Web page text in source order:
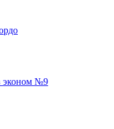
эконом №9